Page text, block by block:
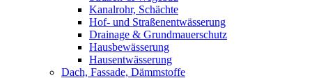
Kanalrohr, Schächte
Hof- und Straßenentwässerung
Drainage & Grundmauerschutz
Hausbewässerung
Hausentwässerung
Dach, Fassade, Dämmstoffe